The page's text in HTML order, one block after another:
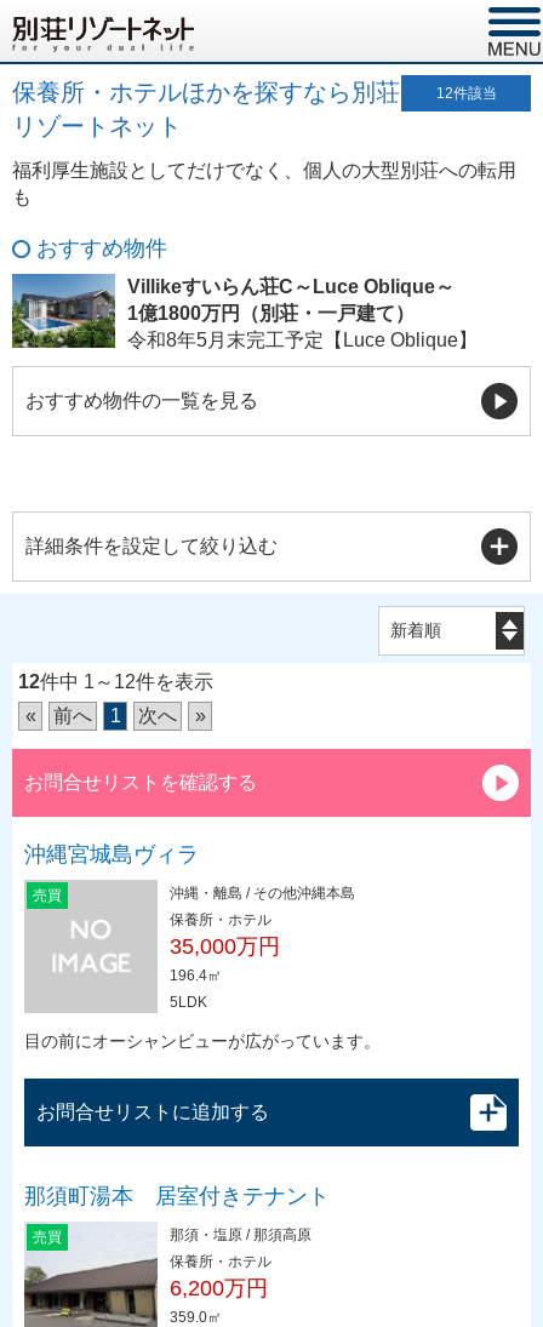
保養所・ホテルほかを探すなら別荘
リゾートネット
12件該当
福利厚生施設としてだけでなく、個人の大型別荘への転用
も
おすすめ物件
Villikeすいらん荘C～Luce Oblique～
1億1800万円（別荘・一戸建て）
令和8年5月末完工予定【Luce Oblique】
おすすめ物件の一覧を見る
詳細条件を設定して絞り込む
12件中 1～12件を表示
«
前へ 1 次へ »
お問合せリストを確認する
沖縄宮城島ヴィラ
売買
沖縄・離島 / その他沖縄本島
保養所・ホテル
35,000万円
196.4㎡
5LDK
目の前にオーシャンビューが広がっています。
お問合せリストに追加する
那須町湯本 居室付きテナント
売買
那須・塩原 / 那須高原
保養所・ホテル
6,200万円
359.0㎡